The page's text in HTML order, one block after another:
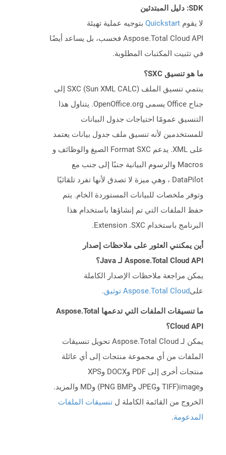
SDK: دليل المبتدئين
لا يقوم Quickstart بتوجيه عملية تهيئة
Aspose.Total Cloud API فحسب، بل يساعد أيضًا
في تثبيت المكتبات المطلوبة.
ما هو تنسيق SXC؟
ينتمي تنسيق الملف SXC (Sun XML CALC) إلى
جناح Office يسمى OpenOffice.org. يتناول هذا
التنسيق عمومًا احتياجات جدول البيانات
للمستخدمين لأنه تنسيق ملف جدول بيانات يعتمد
على XML. يدعم Format SXC الصيغ والوظائف و
Macros والرسوم البيانية جنبًا إلى جنب مع
DataPilot ، وهي ميزة لا تصدق لأنها تفرد تلقائيًا
وتوفر ملخصات للبيانات المستوردة الخام. يتم
حفظ الملفات التي تم إنشاؤها باستخدام هذا
البرنامج باستخدام Extension .SXC.
أين يمكنني العثور على ملاحظات إصدار
Aspose.Total Cloud API لـ Java؟
يمكن مراجعة ملاحظات الإصدار الكاملة
علىAspose.Total Cloud توثيق .
ما تنسيقات الملفات التي تدعمها Aspose.Total
Cloud API؟
يمكن لـ Aspose.Total Cloud تحويل تنسيقات
الملفات من أي مجموعة منتجات إلى أي عائلة
منتجات أخرى إلى PDF وDOCX وXPS
وimage(TIFF وJPEG وPNG BMP) وMD والمزيد.
الخروج من القائمة الكاملة ل تنسيقات الملفات
المدعومة.